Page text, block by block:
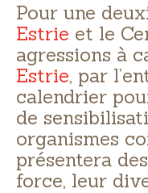
Pour une
Estrie et le
agressions à
Estrie, par
calendrier
de
organismes
présentera
force, leur